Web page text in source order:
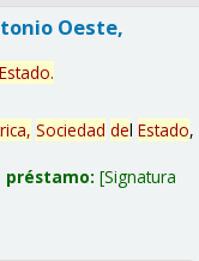
Oeste,
Estado.
Sociedad del Estado,
préstamo: Signatura